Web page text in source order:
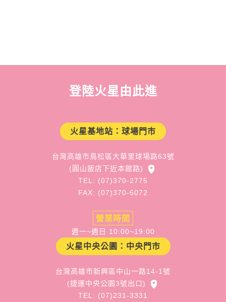
登陸火星由此進
火星基地站：球場門市
台灣高雄市鳥松區大華里球場路63號
(圓山飯店下近本館路)
TEL: (07)370-2775
FAX: (07)370-6072
營業時間
週一~週日 10:00~19:00
火星中央公園：中央門市
台灣高雄市新興區中山一路14-1號
(捷運中央公園3號出口)
TEL: (07)231-3331